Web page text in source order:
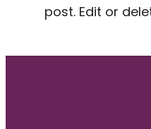
post. Edit or